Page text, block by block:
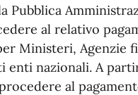
Pubblica
al relativo
Ministeri, Agenzie
enti nazionali. A
al